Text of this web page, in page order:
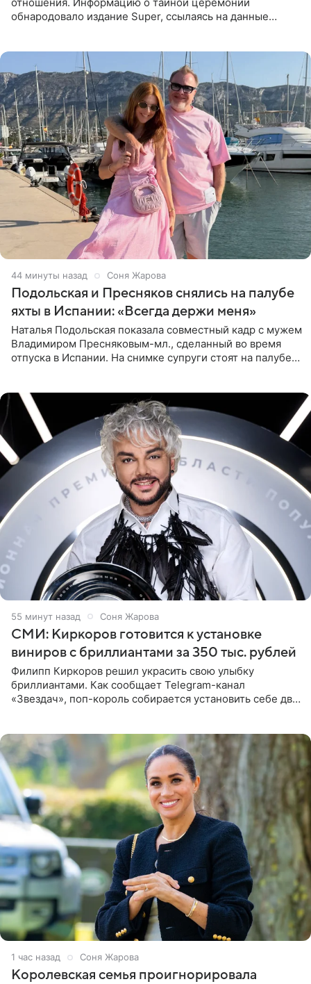
обнародовало издание Super, ссылаясь на данные
44 минуты назад Соня Жарова
Подольская и Пресняков снялись на палубе
яхты в Испании: «Всегда держи меня»
Наталья Подольская показала совместный кадр с мужем
Владимиром Пресняковым-мл., сделанный во время
отпуска в Испании. На снимке супруги стоят на палубе
55 минут назад Соня Жарова
СМИ: Киркоров готовится к установке
виниров с бриллиантами за 350 тыс. рублей
Филипп Киркоров решил украсить свою улыбку
бриллиантами. Как сообщает Telegram-канал
«Звездач», поп-король собирается установить себе два
1 час назад Соня Жарова
Королевская семья проигнорировала